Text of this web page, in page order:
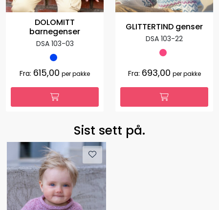
DOLOMITT
barnegenser
DSA 103-03
Fra: 615,00 per pakke
GLITTERTIND genser
DSA 103-22
Fra: 693,00 per pakke
Sist sett på.